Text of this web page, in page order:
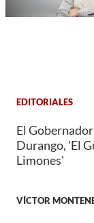
EDITORIALES
El
Durango, 'El
Limones'
VÍCTOR